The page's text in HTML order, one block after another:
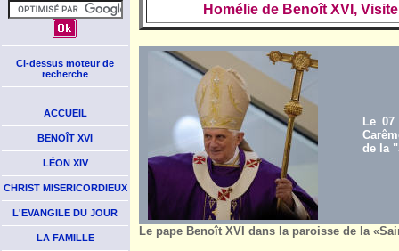
Ci-dessus moteur de
recherche
ACCUEIL
BENOÎT XVI
LÉON XIV
CHRIST MISERICORDIEUX
L'EVANGILE DU JOUR
LA FAMILLE
Homélie de Benoît XVI,
Le
de la "
Le pape Benoît XVI dans la paroisse de la